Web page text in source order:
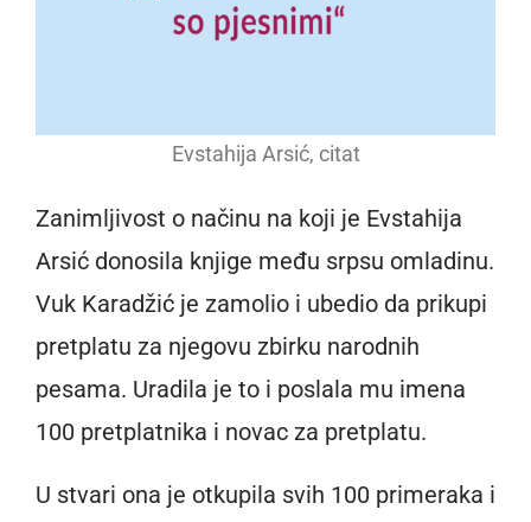
Evstahija Arsić, citat
Zanimljivost o načinu na koji je Evstahija
Arsić donosila knjige među srpsu omladinu.
Vuk Karadžić je zamolio i ubedio da prikupi
pretplatu za njegovu zbirku narodnih
pesama. Uradila je to i poslala mu imena
100 pretplatnika i novac za pretplatu.
U stvari ona je otkupila svih 100 primeraka i